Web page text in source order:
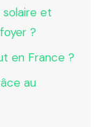
et
?
en France ?
au